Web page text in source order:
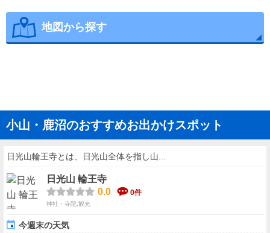
地図から探す
小山・鹿沼のおすすめお出かけスポット
日光山輪王寺とは、日光山全体を指し山...
日光山 輪王寺
0.0
0件
神社・寺院,観光
今週末の天気